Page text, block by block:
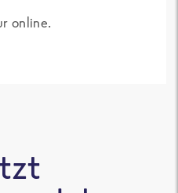
online.